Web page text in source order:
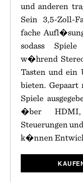
und anderen
Sein 3,5-Zoll-
fache
sodass Spiele
w�hrend
Tasten und ein
bieten.
Spiele
�ber
Steuerungen
k�nnen